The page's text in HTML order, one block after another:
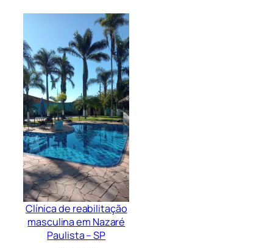
Clínica de reabilitação
masculina em Nazaré
Paulista – SP